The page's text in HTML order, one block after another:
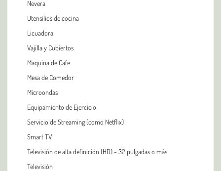
Nevera
Utensilios de cocina
Licuadora
Vajilla y Cubiertos
Maquina de Cafe
Mesa de Comedor
Microondas
Equipamiento de Ejercicio
Servicio de Streaming (como Netflix)
Smart TV
Televisión de alta definición (HD) - 32 pulgadas o más
Televisión